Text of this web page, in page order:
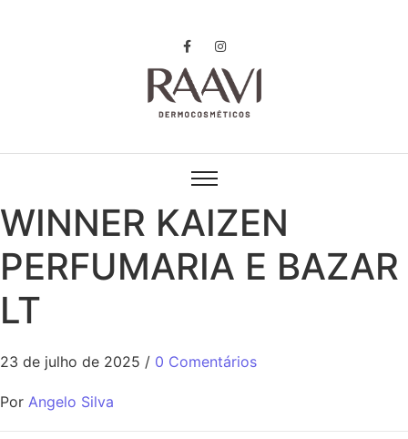
WINNER KAIZEN
PERFUMARIA E BAZAR
LT
23 de julho de 2025 / 0 Comentários
Por Angelo Silva